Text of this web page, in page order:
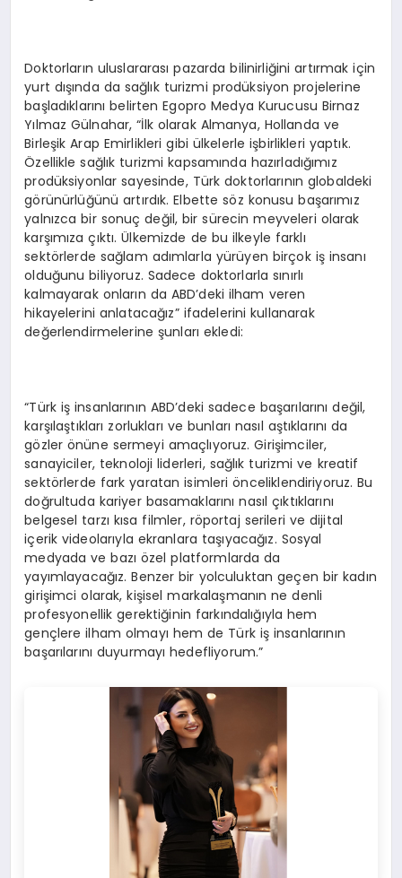
Doktorların uluslararası pazarda bilinirliğini artırmak için
yurt dışında da sağlık turizmi prodüksiyon projelerine
başladıklarını belirten Egopro Medya Kurucusu Birnaz
Yılmaz Gülnahar, “İlk olarak Almanya, Hollanda ve
Birleşik Arap Emirlikleri gibi ülkelerle işbirlikleri yaptık.
Özellikle sağlık turizmi kapsamında hazırladığımız
prodüksiyonlar sayesinde, Türk doktorlarının globaldeki
görünürlüğünü artırdık. Elbette söz konusu başarımız
yalnızca bir sonuç değil, bir sürecin meyveleri olarak
karşımıza çıktı. Ülkemizde de bu ilkeyle farklı
sektörlerde sağlam adımlarla yürüyen birçok iş insanı
olduğunu biliyoruz. Sadece doktorlarla sınırlı
kalmayarak onların da ABD’deki ilham veren
hikayelerini anlatacağız” ifadelerini kullanarak
değerlendirmelerine şunları ekledi:
“Türk iş insanlarının ABD’deki sadece başarılarını değil,
karşılaştıkları zorlukları ve bunları nasıl aştıklarını da
gözler önüne sermeyi amaçlıyoruz. Girişimciler,
sanayiciler, teknoloji liderleri, sağlık turizmi ve kreatif
sektörlerde fark yaratan isimleri önceliklendiriyoruz. Bu
doğrultuda kariyer basamaklarını nasıl çıktıklarını
belgesel tarzı kısa filmler, röportaj serileri ve dijital
içerik videolarıyla ekranlara taşıyacağız. Sosyal
medyada ve bazı özel platformlarda da
yayımlayacağız. Benzer bir yolculuktan geçen bir kadın
girişimci olarak, kişisel markalaşmanın ne denli
profesyonellik gerektiğinin farkındalığıyla hem
gençlere ilham olmayı hem de Türk iş insanlarının
başarılarını duyurmayı hedefliyorum.”